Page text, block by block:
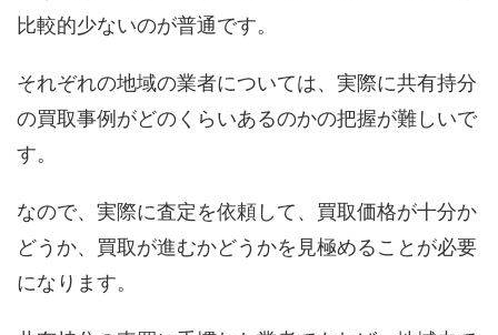
比較的少ないのが普通です。
それぞれの地域の業者については、実際に共有持分
の買取事例がどのくらいあるのかの把握が難しいで
す。
なので、実際に査定を依頼して、買取価格が十分か
どうか、買取が進むかどうかを見極めることが必要
になります。